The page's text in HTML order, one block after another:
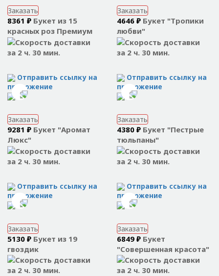
Заказать
8361 ₽ Букет из 15
красных роз Премиум
за 2 ч. 30 мин.
Отправить ссылку на
приложение
Заказать
4646 ₽ Букет "Тропики
любви"
за 2 ч. 30 мин.
Отправить ссылку на
приложение
Заказать
9281 ₽ Букет "Аромат
Люкс"
за 2 ч. 30 мин.
Отправить ссылку на
приложение
Заказать
4380 ₽ Букет "Пестрые
тюльпаны"
за 2 ч. 30 мин.
Отправить ссылку на
приложение
Заказать
5130 ₽ Букет из 19
гвоздик
за 2 ч. 30 мин.
Заказать
6849 ₽ Букет
"Совершенная красота"
за 2 ч. 30 мин.